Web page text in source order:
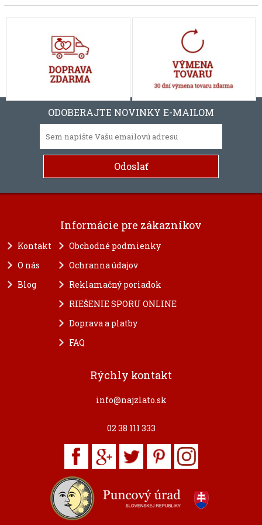
ODOBERAJTE NOVINKY E-MAILOM
Informácie pre zákazníkov
Kontakt
O nás
Blog
Obchodné podmienky
Ochranna údajov
Reklamačný poriadok
RIEŠENIE SPORU ONLINE
Doprava a platby
FAQ
Rýchly kontakt
info@najzlato.sk
02 38 111 333